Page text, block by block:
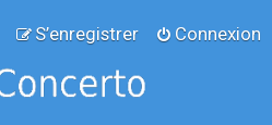
Connexion
S’enregistrer